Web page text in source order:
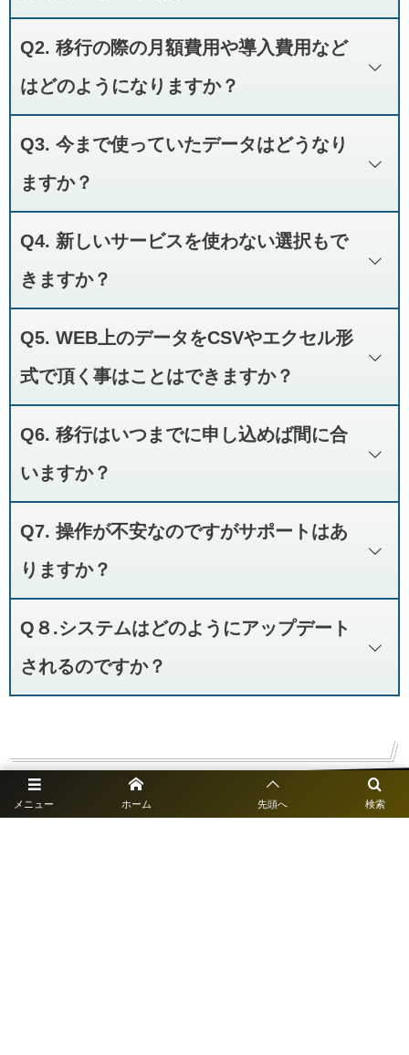
ム」をリニューアルし、より直感的な操作と、訪問時に携帯のGPS
機能により、実際の訪問場所の位置を記録して訪問エビデンスを残す
詳しいご案内資料やマニュアルをご希望の方は、ぜひお問い合わせく
ださい。
Q2. 移行の際の月額費用や導入費用など
はどのようになりますか？
ますとよりスムーズにご案内が可能です。
お気軽に、担当宮地/濱崎までお電話ください。
Q3. 今まで使っていたデータはどうなり
ますか？
削除されます。
事前に必ずWEB受診を実施し、「和」本体に取り込み完了をお願い
Q4. 新しいサービスを使わない選択もで
きますか？
この場合、2026年1月30日（またはご解約された場合その翌月）をも
って、WEBシステム上全ての データは消去されますので、事前に和
WEBシステムの機能となりますので 和側での出力も不可能となりま
す。
Q5. WEB上のデータをCSVやエクセル形
式で頂く事はことはできますか？
WEB上のデータは実績・日報・経過報告書のデータとなります、和
側でWEB受信処理を行って 頂く事で実績・日報・報告書データが取
Q6. 移行はいつまでに申し込めば間に合
いますか？
ます。
移行には事前調整・準備が必要となるため、お早のご注文・日程確保
整をお願いいたします。
Q7. 操作が不安なのですがサポートはあ
りますか？
9:30～17:30）。
直感的な操作で誰でも使える仕様となっており、また操作マニュアル
Q８.システムはどのようにアップデート
されるのですか？
術師の端末（スマホ、PC,タブレット） でブックマークの追加を行っ
て頂きます。
ブックマーク追加後は旧アイコンを削除してください。
メニュー 検索
ホーム
先頭へ
会社概要